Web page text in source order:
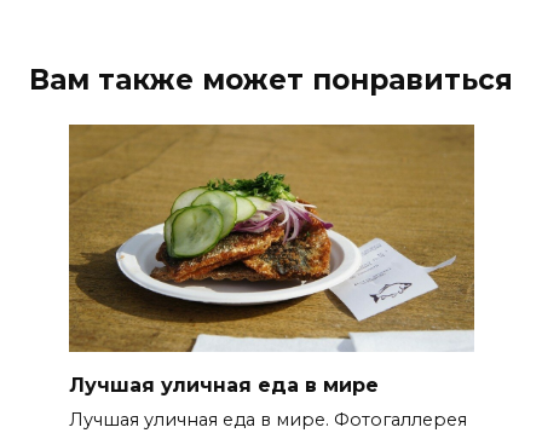
Вам также может понравиться
Лучшая уличная еда в мире
Лучшая уличная еда в мире. Фотогаллерея